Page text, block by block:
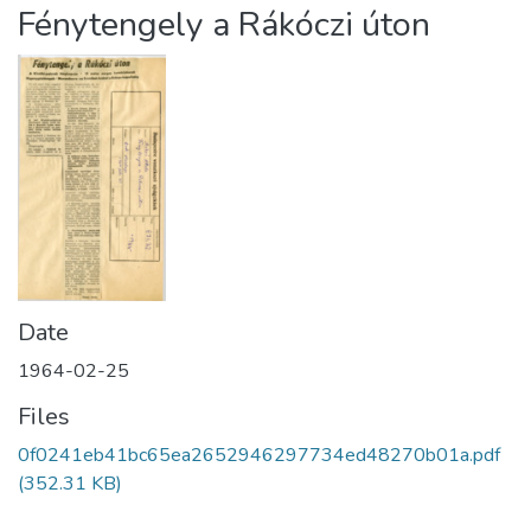
Statistics
About us
Fénytengely a Rákóczi úton
Date
1964-02-25
Files
0f0241eb41bc65ea2652946297734ed48270b01a.pdf
(352.31 KB)